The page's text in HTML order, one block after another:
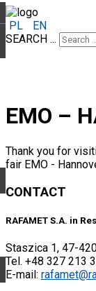
PL
EN
SEARCH ...
EMO –
Thank you for
fair EMO -
CONTACT
RAFAMET S.A. in
Staszica 1, 47-
Tel. +48 327 213
E-mail: